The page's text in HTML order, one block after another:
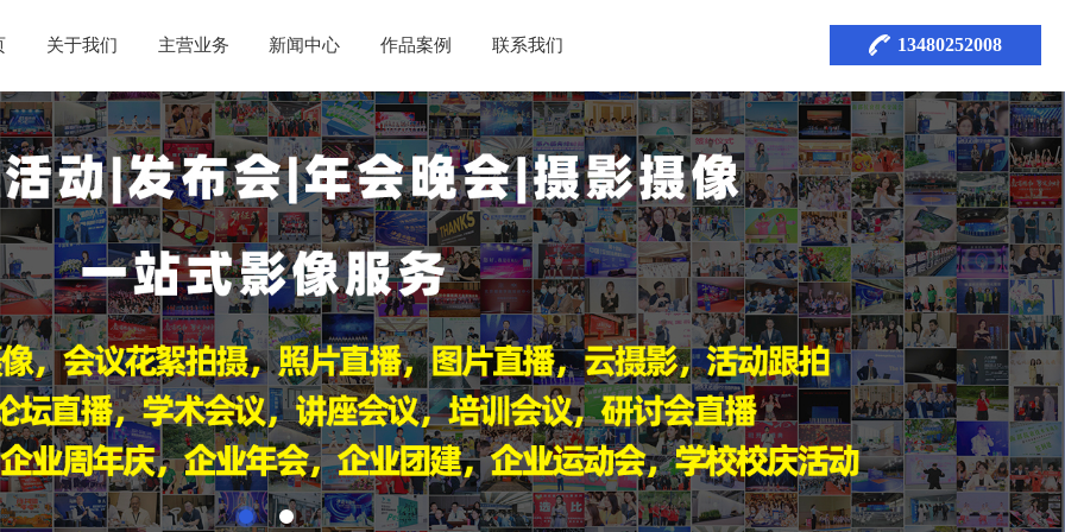
13480252008
关于我们 主营业务 新闻中心 作品案例 联系我们